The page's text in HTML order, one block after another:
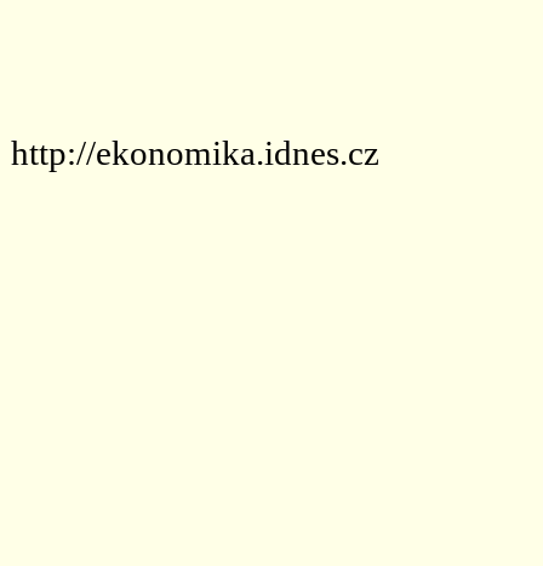
http://ekonomika.idnes.cz